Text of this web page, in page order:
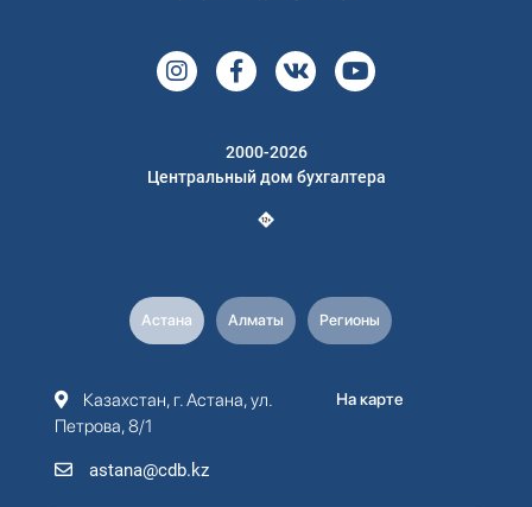
2000-2026
Центральный дом бухгалтера
Астана Алматы Регионы
Казахстан, г. Астана, ул.
Петрова, 8/1
astana@cdb.kz
На карте